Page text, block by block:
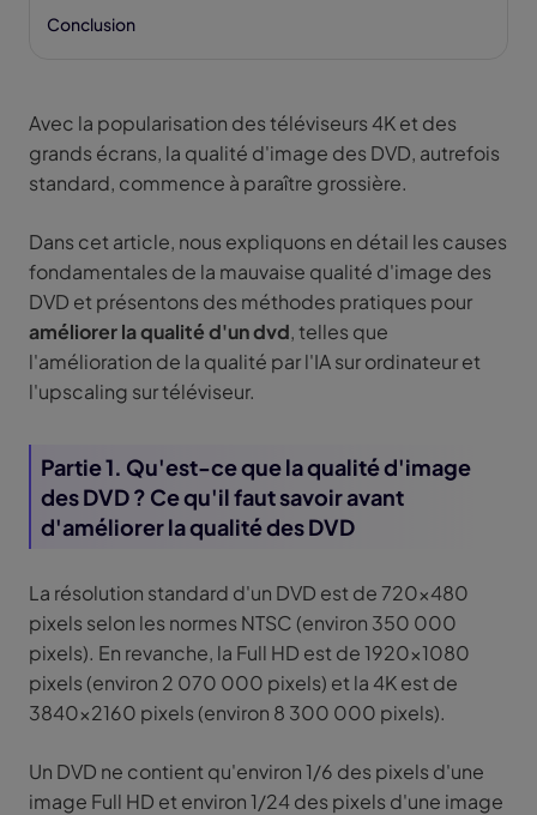
Conclusion
Avec la popularisation des téléviseurs 4K et des
grands écrans, la qualité d'image des DVD, autrefois
standard, commence à paraître grossière.
Dans cet article, nous expliquons en détail les causes
fondamentales de la mauvaise qualité d'image des
DVD et présentons des méthodes pratiques pour
améliorer la qualité d'un dvd, telles que
l'amélioration de la qualité par l'IA sur ordinateur et
l'upscaling sur téléviseur.
Partie 1. Qu'est-ce que la qualité d'image
des DVD ? Ce qu'il faut savoir avant
d'améliorer la qualité des DVD
La résolution standard d'un DVD est de 720x480
pixels selon les normes NTSC (environ 350 000
pixels). En revanche, la Full HD est de 1920x1080
pixels (environ 2 070 000 pixels) et la 4K est de
3840x2160 pixels (environ 8 300 000 pixels).
Un DVD ne contient qu'environ 1/6 des pixels d'une
image Full HD et environ 1/24 des pixels d'une image